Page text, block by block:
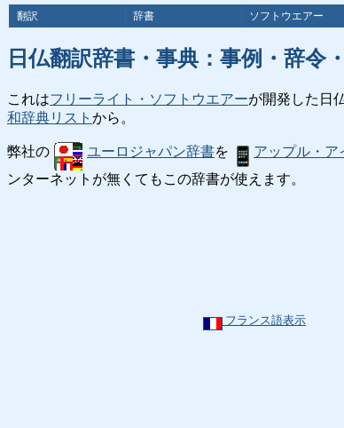
翻訳 辞書 ソフトウエアー
日仏翻訳辞書・事典：事例・辞令
これはフリーライト・ソフトウエアーが開発した日
和辞典リスト から。
弊社の ユーロジャパン辞書を アップル・ア
ンターネットが無くてもこの辞書が使えます。
フランス語表示